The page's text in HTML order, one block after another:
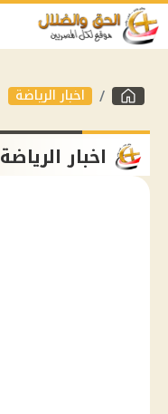
اخبار الرياضة
اخبار الرياضة